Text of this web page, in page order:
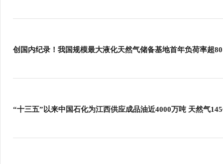
创国内纪录！我国规模最大液化天然气储备基地首年负荷率超
“十三五”以来中国石化为江西供应成品油近4000万吨 天然气